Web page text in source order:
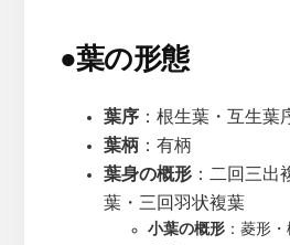
●葉の形態
葉序：根生葉・互生葉
葉柄 ：有柄
葉身の概形：二回三出
葉・三回羽状複葉
小葉の概形：菱形・